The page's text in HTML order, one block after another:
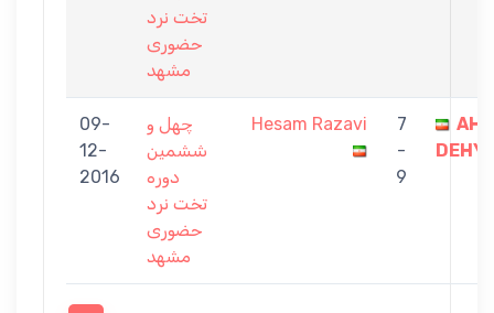
تخت نرد
حضوری
مشهد
09-
12-
2016
چهل و
ششمین
دوره
تخت نرد
حضوری
مشهد
Hesam Razavi
7
-
9